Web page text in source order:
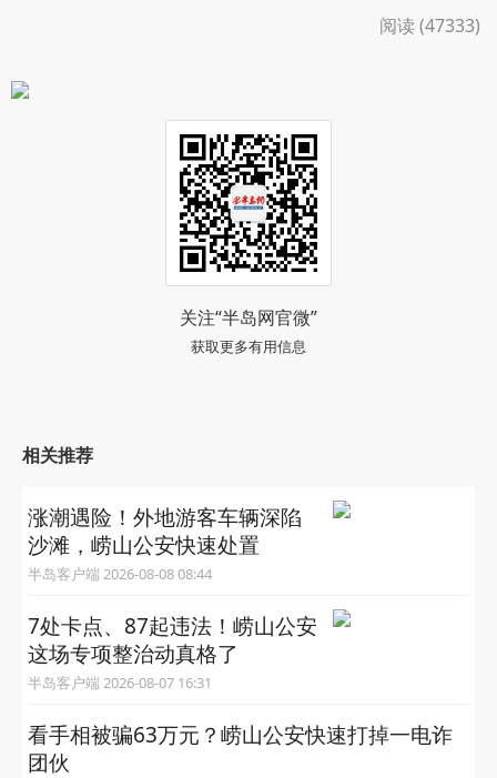
阅读 (47333)
关注“半岛网官微”
获取更多有用信息
相关推荐
涨潮遇险！外地游客车辆深陷
沙滩，崂山公安快速处置
半岛客户端 2026-08-08 08:44
7处卡点、87起违法！崂山公安
这场专项整治动真格了
半岛客户端 2026-08-07 16:31
看手相被骗63万元？崂山公安快速打掉一电诈
团伙